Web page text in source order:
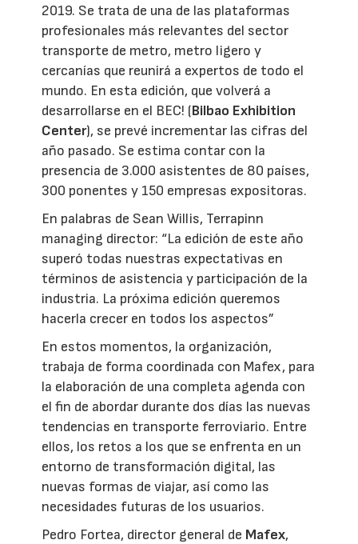
2019. Se trata de una de las plataformas
profesionales más relevantes del sector
transporte de metro, metro ligero y
cercanías que reunirá a expertos de todo el
mundo. En esta edición, que volverá a
desarrollarse en el BEC! (Bilbao Exhibition
Center), se prevé incrementar las cifras del
año pasado. Se estima contar con la
presencia de 3.000 asistentes de 80 países,
300 ponentes y 150 empresas expositoras.
En palabras de Sean Willis, Terrapinn
managing director: “La edición de este año
superó todas nuestras expectativas en
términos de asistencia y participación de la
industria. La próxima edición queremos
hacerla crecer en todos los aspectos”
En estos momentos, la organización,
trabaja de forma coordinada con Mafex, para
la elaboración de una completa agenda con
el fin de abordar durante dos días las nuevas
tendencias en transporte ferroviario. Entre
ellos, los retos a los que se enfrenta en un
entorno de transformación digital, las
nuevas formas de viajar, así como las
necesidades futuras de los usuarios.
Pedro Fortea, director general de Mafex,